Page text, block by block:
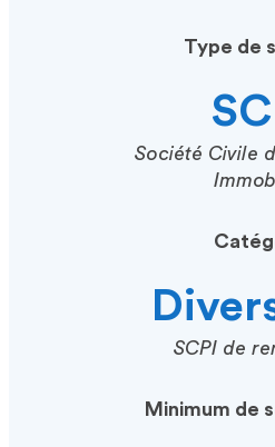
Type de
Société Civile
SCPI de
Minimum de